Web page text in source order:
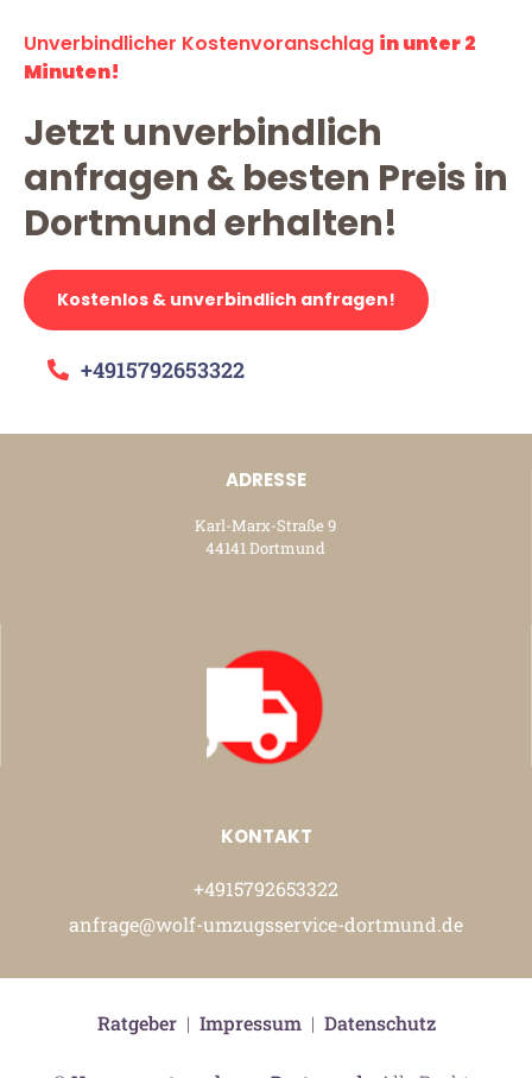
Unverbindlicher Kostenvoranschlag in unter 2
Minuten!
Jetzt unverbindlich
anfragen & besten Preis in
Dortmund erhalten!
Kostenlos & unverbindlich anfragen!
+4915792653322
ADRESSE
Karl-Marx-Straße 9
44141 Dortmund
KONTAKT
+4915792653322
anfrage@wolf-umzugsservice-dortmund.de
Ratgeber| Impressum| Datenschutz